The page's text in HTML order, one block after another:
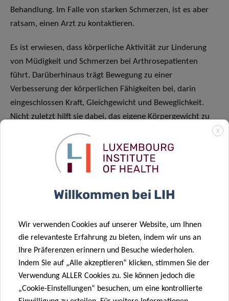
Behandlung. Im Falle von starken Schmerzen, ist es aber
ratsam, einen Arzt zu kontaktieren.
Es ist erwiesen, dass körperliche Aktivität zur Linderung
von Müdigkeit und Schmerzen bei Arthrosepatienten
führt. Darüberhinaus trägt Bewegung zu einer
Verbesserung der körperlichen Fähigkeiten bei, darin
eingeschlossen Kraft, Gleichgewicht und Beweglichkeit.
Nicht zuletzt hilft sie dabei, das eigene Körpergewicht zu
Lebensqualität erhöhen und das Selbstvertrauen stärken.
Auβerdem beeinflusst es die Schlafqualität positiv und
wirkt Stress zugunsten eines ausgeglicheneren Lebens
Risiko für die Entwicklung von Krebs und Herz-Kreislauf-
Erkrankungen (z.B. Schlaganfall oder Herzinfarkt) sowie
einer niedrigeren Sterblichkeitsrate assoziiert.
Vielversprechende Effekte zeigen sich auch hinsichtlich
Glukoseintoleranz, der Regulation von Bluthochdruck oder
Fettstoffwechselstörungen. Im Alltag aktiv zu sein, kann
X
Willkommen bei LIH
Wir verwenden Cookies auf unserer Website, um Ihnen
die relevanteste Erfahrung zu bieten, indem wir uns an
Ihre Präferenzen erinnern und Besuche wiederholen.
Indem Sie auf „Alle akzeptieren“ klicken, stimmen Sie der
Verwendung ALLER Cookies zu. Sie können jedoch die
„Cookie-Einstellungen“ besuchen, um eine kontrollierte